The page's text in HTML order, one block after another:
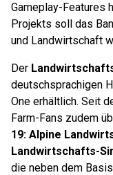
Gameplay-Features
Projekts soll das
und Landwirtschaft
Der
deutschsprachigen
One erhältlich. Seit
Farm-Fans zudem
19: Alpine
Landwirtschafts-
die neben dem